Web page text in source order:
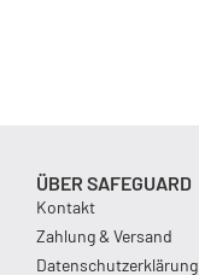
ÜBER SAFEGUARD
Kontakt
Zahlung & Versand
Datenschutzerklärung